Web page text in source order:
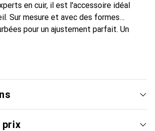
en cuir, il est l'accessoire idéal
Sur mesure et avec des formes
pour un ajustement parfait. Un
Noreve est reconnue
un excellent choix pour le client
prix